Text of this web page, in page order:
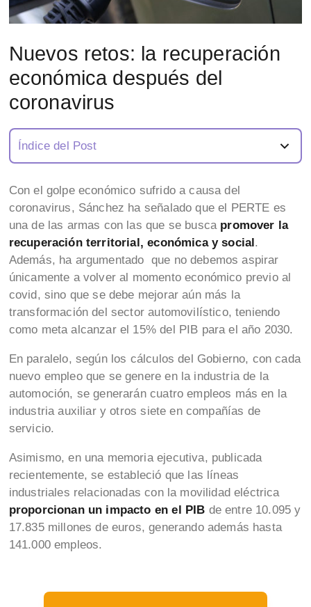
Nuevos retos: la recuperación
económica después del
coronavirus
Índice del Post
Con el golpe económico sufrido a causa del
coronavirus, Sánchez ha señalado que el PERTE es
una de las armas con las que se busca promover la
recuperación territorial, económica y social.
Además, ha argumentado que no debemos aspirar
únicamente a volver al momento económico previo al
covid, sino que se debe mejorar aún más la
transformación del sector automovilístico, teniendo
como meta alcanzar el 15% del PIB para el año 2030.
En paralelo, según los cálculos del Gobierno, con cada
nuevo empleo que se genere en la industria de la
automoción, se generarán cuatro empleos más en la
industria auxiliar y otros siete en compañías de
servicio.
Asimismo, en una memoria ejecutiva, publicada
recientemente, se estableció que las líneas
industriales relacionadas con la movilidad eléctrica
proporcionan un impacto en el PIB de entre 10.095 y
17.835 millones de euros, generando además hasta
141.000 empleos.